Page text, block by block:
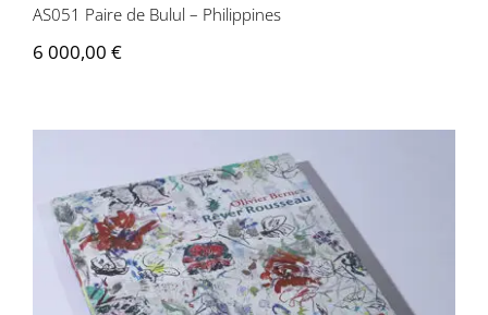
AS051 Paire de Bulul – Philippines
6 000,00 €